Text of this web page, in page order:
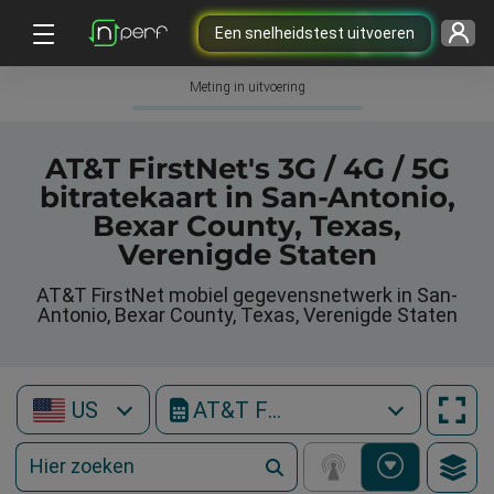
Een snelheidstest uitvoeren
Meting in uitvoering
AT&T FirstNet's 3G / 4G / 5G
bitratekaart in San-Antonio,
Bexar County, Texas,
Verenigde Staten
AT&T FirstNet mobiel gegevensnetwerk in San-
Antonio, Bexar County, Texas, Verenigde Staten
US AT&T FirstNet